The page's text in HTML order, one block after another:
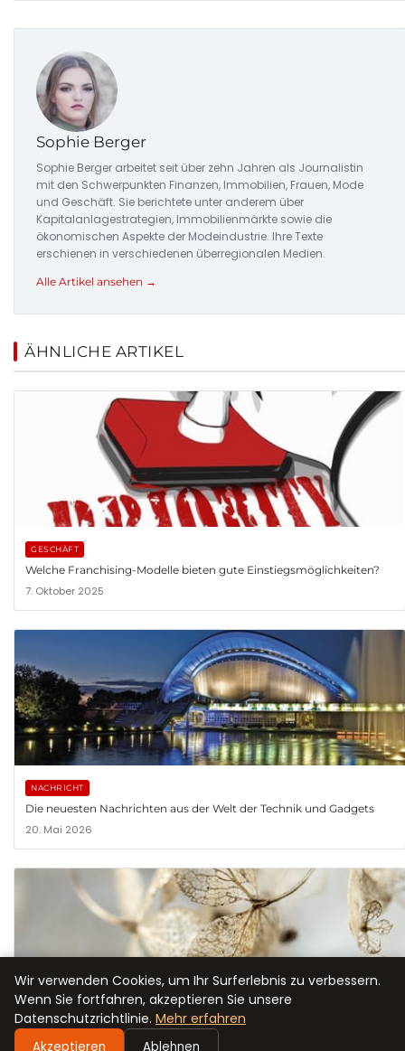
Sophie Berger
Sophie Berger arbeitet seit über zehn Jahren als Journalistin
mit den Schwerpunkten Finanzen, Immobilien, Frauen, Mode
und Geschäft. Sie berichtete unter anderem über
Kapitalanlagestrategien, Immobilienmärkte sowie die
ökonomischen Aspekte der Modeindustrie. Ihre Texte
erschienen in verschiedenen überregionalen Medien.
Alle Artikel ansehen →
ÄHNLICHE ARTIKEL
GESCHÄFT
Welche Franchising-Modelle bieten gute Einstiegsmöglichkeiten?
7. Oktober 2025
NACHRICHT
Die neuesten Nachrichten aus der Welt der Technik und Gadgets
20. Mai 2026
FRAUEN / MODE
Die besten Tipps für nachhaltige Mode und umweltbewusstes
Wir verwenden Cookies, um Ihr Surferlebnis zu verbessern.
Wenn Sie fortfahren, akzeptieren Sie unsere
Datenschutzrichtlinie. Mehr erfahren
Akzeptieren Ablehnen